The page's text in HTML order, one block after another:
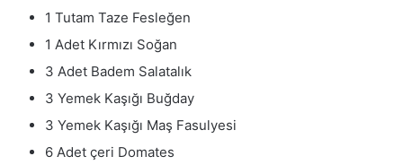
1 Tutam Taze Fesleğen
1 Adet Kırmızı Soğan
3 Adet Badem Salatalık
3 Yemek Kaşığı Buğday
3 Yemek Kaşığı Maş Fasulyesi
6 Adet çeri Domates